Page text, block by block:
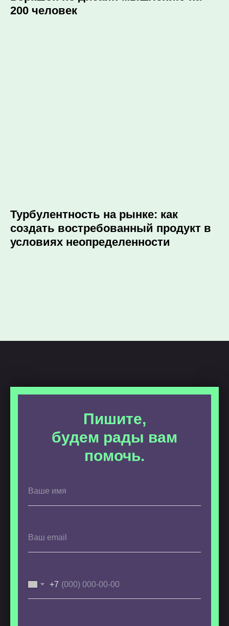
200 человек
Турбулентность на рынке: как
создать востребованный продукт в
условиях неопределенности
Пишите,
будем рады вам
помочь.
+7